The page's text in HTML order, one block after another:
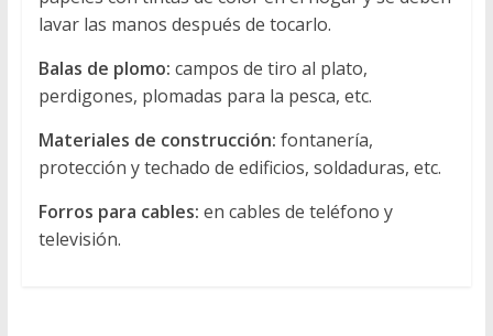
lavar las manos después de tocarlo.
Balas de plomo: campos de tiro al plato,
perdigones, plomadas para la pesca, etc.
Materiales de construcción: fontanería,
protección y techado de edificios, soldaduras, etc.
Forros para cables: en cables de teléfono y
televisión.